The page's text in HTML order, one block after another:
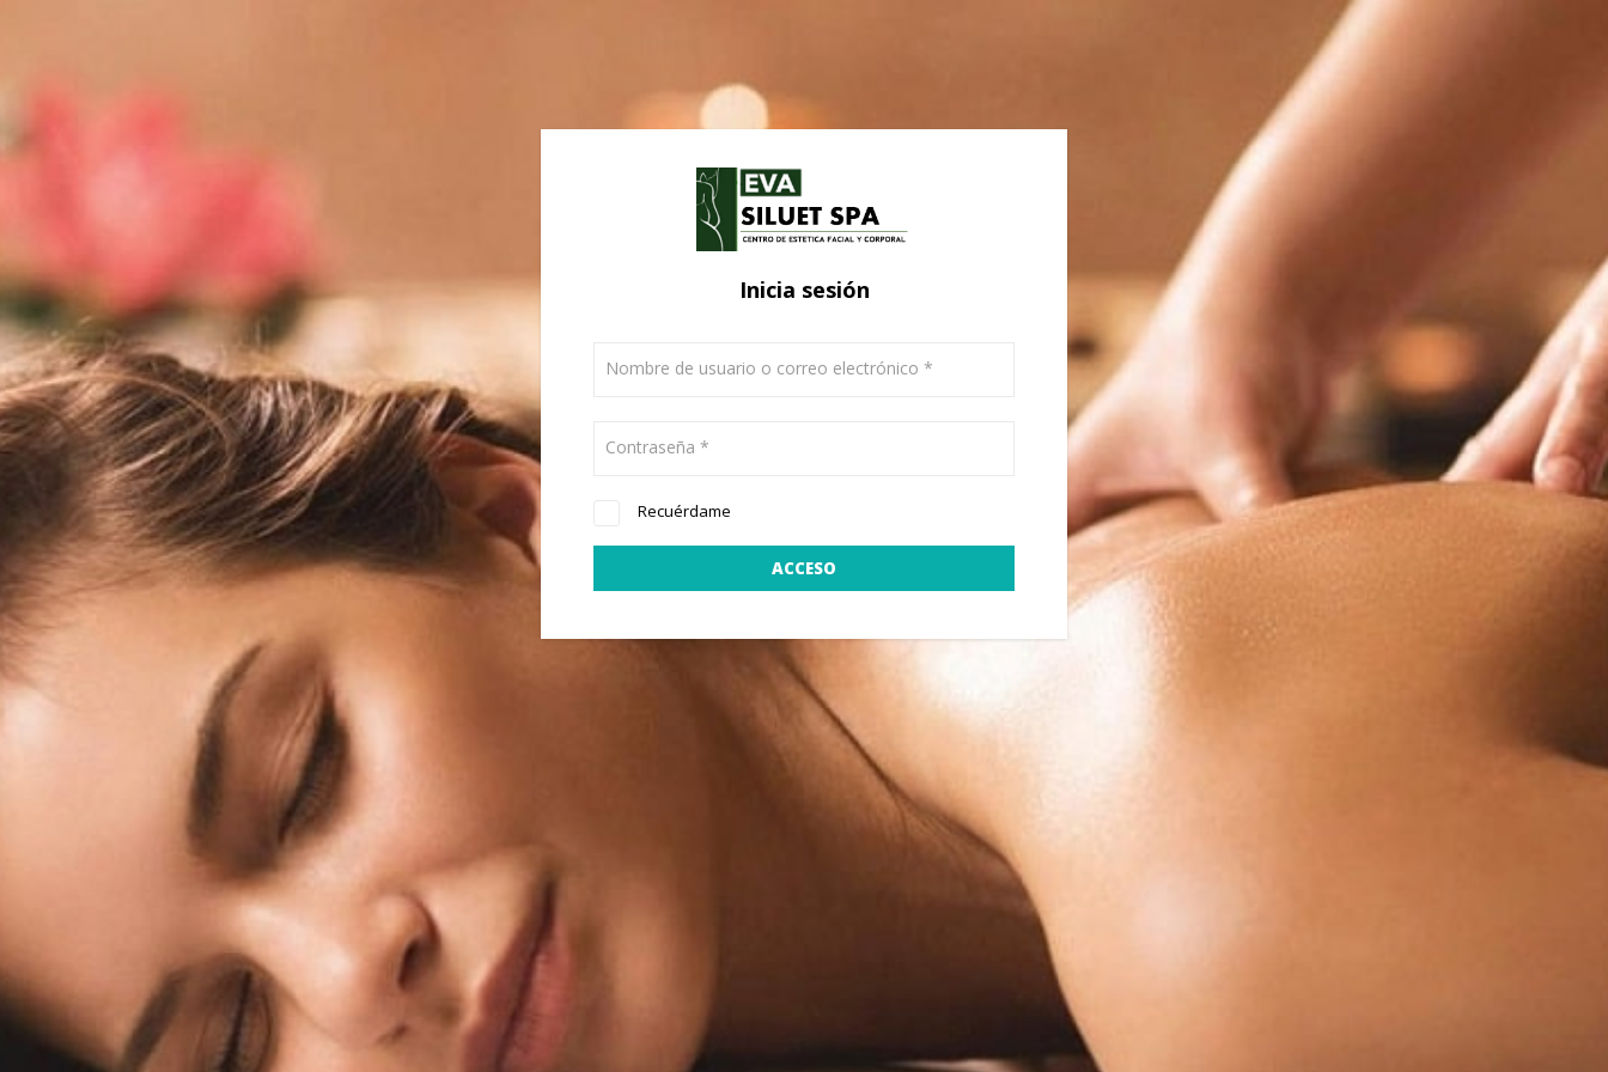
Inicia sesión
Nombre de usuario o correo electrónico *
Contraseña *
Recuérdame
ACCESO